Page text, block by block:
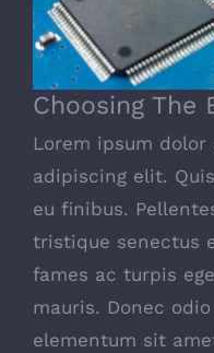
Choosing The
Lorem ipsum
adipiscing elit.
eu finibus.
tristique senectus
fames ac turpis
mauris. Donec
elementum sit